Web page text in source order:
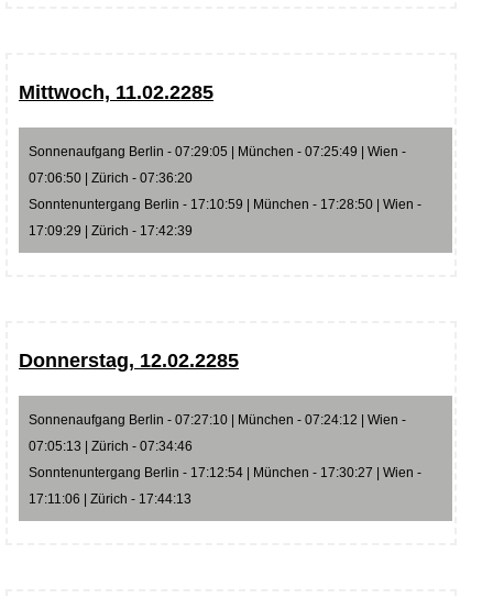
Mittwoch, 11.02.2285
Sonnenaufgang Berlin - 07:29:05 | München - 07:25:49 | Wien -
07:06:50 | Zürich - 07:36:20
Sonntenuntergang Berlin - 17:10:59 | München - 17:28:50 | Wien -
17:09:29 | Zürich - 17:42:39
Donnerstag, 12.02.2285
Sonnenaufgang Berlin - 07:27:10 | München - 07:24:12 | Wien -
07:05:13 | Zürich - 07:34:46
Sonntenuntergang Berlin - 17:12:54 | München - 17:30:27 | Wien -
17:11:06 | Zürich - 17:44:13